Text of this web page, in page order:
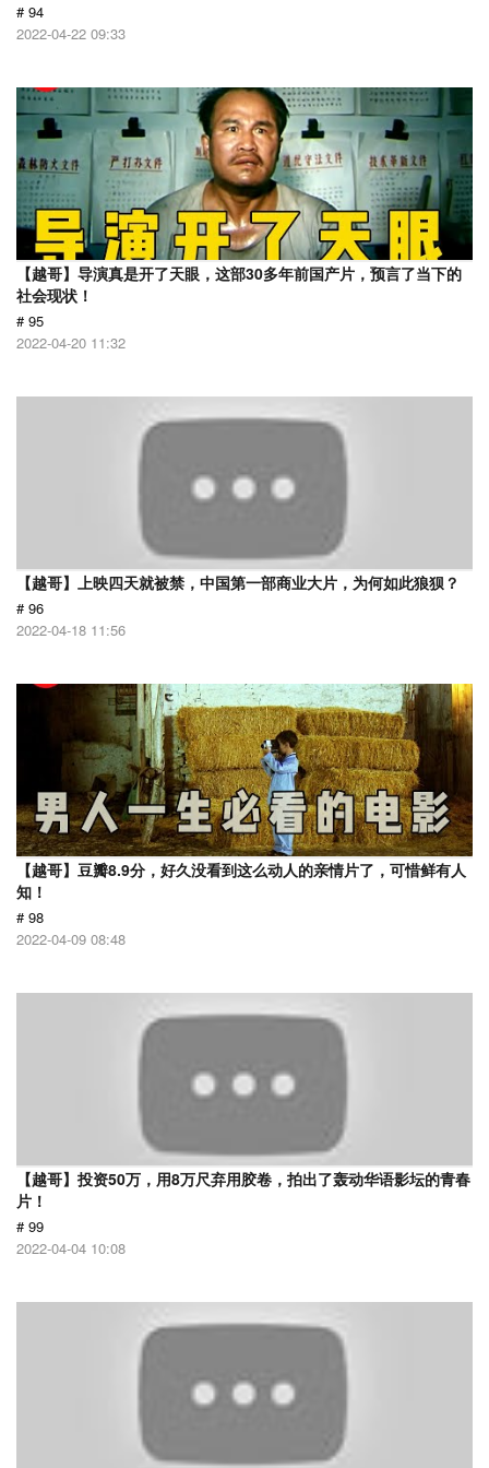
# 94
2022-04-22 09:33
【越哥】导演真是开了天眼，这部30多年前国产片，预言了当下的
社会现状！
# 95
2022-04-20 11:32
【越哥】上映四天就被禁，中国第一部商业大片，为何如此狼狈？
# 96
2022-04-18 11:56
【越哥】豆瓣8.9分，好久没看到这么动人的亲情片了，可惜鲜有人
知！
# 98
2022-04-09 08:48
【越哥】投资50万，用8万尺弃用胶卷，拍出了轰动华语影坛的青春
片！
# 99
2022-04-04 10:08